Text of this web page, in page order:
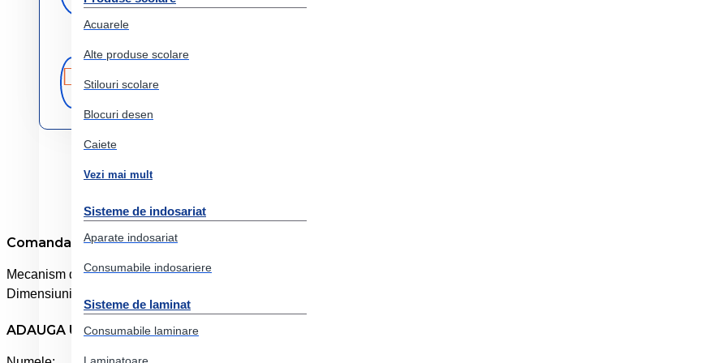
Acuarele
Alte produse scolare
Stilouri scolare
Blocuri desen
Caiete
Vezi mai mult
Sisteme de indosariat
Aparate indosariat
Consumabile indosariere
Sisteme de laminat
Consumabile laminare
Produse
originale
Comercializam
doar produse
Comanda online Biblioraft plastifiat 5cm 180grade rosu leitz
Mecanism de inalta calitate, pentru uz profesional. Exterior plastifiat cu polipropilena si interior de carton. Materialul rezistent
Dimensiuni: 55 x 318 x 285 mm.
ADAUGA UN REVIEW